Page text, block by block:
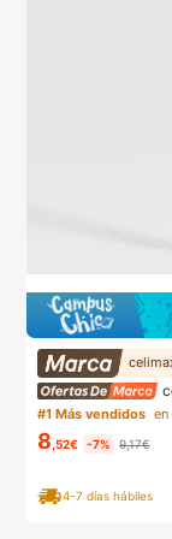
#1 Más vendidos
8 ,52€ -7% 9,17€
4-7 días hábiles